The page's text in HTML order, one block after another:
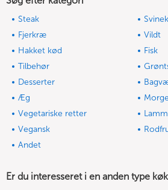
Steak
Fjerkræ
Vildt
Hakket kød
Fisk
Tilbehør
Desserter
Æg
Vegetariske retter
Vegansk
Andet
Er du interesseret i en anden type